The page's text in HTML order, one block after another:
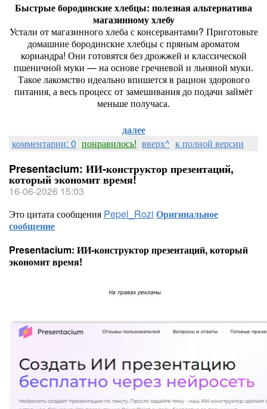
Быстрыебородинскиехлебцы: полезнаяальтернатива
магазинномухлебу
Устали отмагазинногохлебасконсервантами? Приготовьте
домашниебородинскиехлебцыспрянымароматом
кориандра! Они готовятсябездрожжей и классической
пшеничной муки — наосновегречневой и льняной муки.
Такоелакомствоидеальновпишетсяв рацион здорового
питания, авесьпроцессотзамешиваниядоподачи займёт
меньшеполучаса.
далее
комментарии: 0 понравилось! вверх^ к полной версии
Presentacium: ИИ‑конструктор презентаций,
который экономит время!
16-06-2026 15:03
Это цитата сообщения Pepel_Rozi Оригинальное
сообщение
Presentacium: ИИ‑конструктор презентаций, который
экономит время!